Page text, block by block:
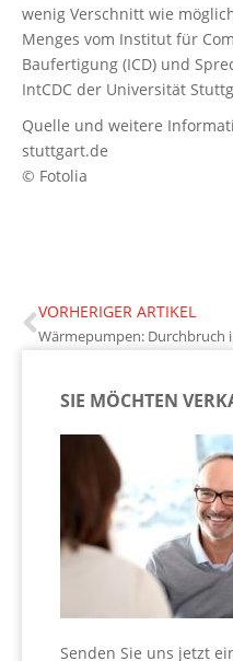
wenig Verschnitt wie
Menges vom Institut für
Baufertigung (ICD) und
IntCDC der Universität
Quelle und weitere
stuttgart.de
© Fotolia
VORHERIGER ARTIKEL
SIE MÖCHTEN
Senden Sie uns jetzt